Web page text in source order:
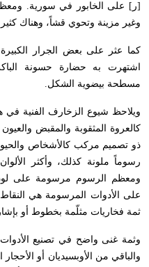
[ر] على الخابور في سورية.
وغير مزينة وتحوي قشاً، وهناك
كما عثر على بعض الجرار
اشتهرت به حضارة حسونة
مسطحة بيضوية الشكل.
ويلاحظ شيوع الزخارف الفنية في
كالعروة المثقوبة والمقبض
ذو تصميم مركب كالأشخاص
رسوماً ملونة كذلك، وأكثر
ومعظم الرسوم مرسومة على
على الأدوات المرسومة هي
ثمة فخاريات مثلّمة بخطوط أو
والباقي من الأوبسيديان أو